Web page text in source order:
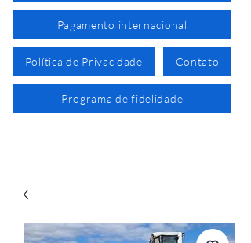
Pagamento internacional
Política de Privacidade Contato
Programa de fidelidade